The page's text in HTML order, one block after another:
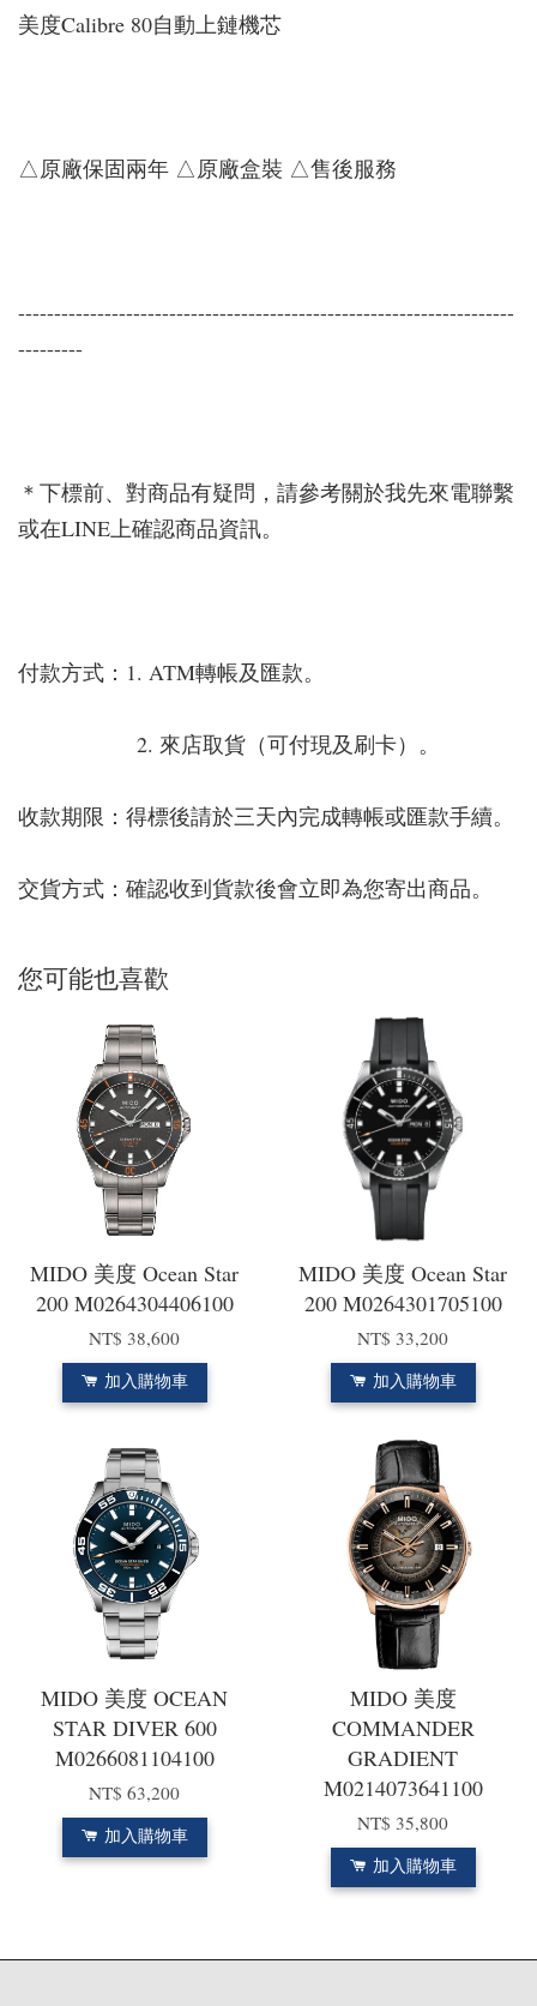
美度Calibre 80自動上鏈機芯
△原廠保固兩年 △原廠盒裝 △售後服務
---------------------------------------------------------------------
---------
＊下標前、對商品有疑問，請參考關於我先來電聯繫
或在LINE上確認商品資訊。
付款方式：1. ATM轉帳及匯款。
2. 來店取貨（可付現及刷卡）。
收款期限：得標後請於三天內完成轉帳或匯款手續。
交貨方式：確認收到貨款後會立即為您寄出商品。
您可能也喜歡
MIDO 美度 Ocean Star
200 M0264304406100
NT$ 38,600
加入購物車
MIDO 美度 Ocean Star
200 M0264301705100
NT$ 33,200
加入購物車
MIDO 美度 OCEAN
STAR DIVER 600
M0266081104100
NT$ 63,200
加入購物車
MIDO 美度
COMMANDER
GRADIENT
M0214073641100
NT$ 35,800
加入購物車